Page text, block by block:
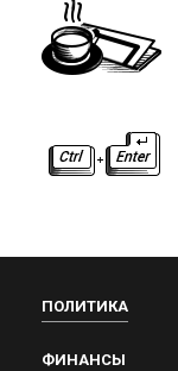
ПОЛИТИКА
ФИНАНСЫ